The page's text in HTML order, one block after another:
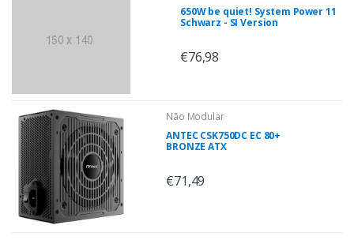
650W be quiet! System Power 11
Schwarz - SI Version
€76,98
Não Modular
ANTEC CSK750DC EC 80+
BRONZE ATX
€71,49